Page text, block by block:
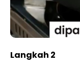
Langkah 2